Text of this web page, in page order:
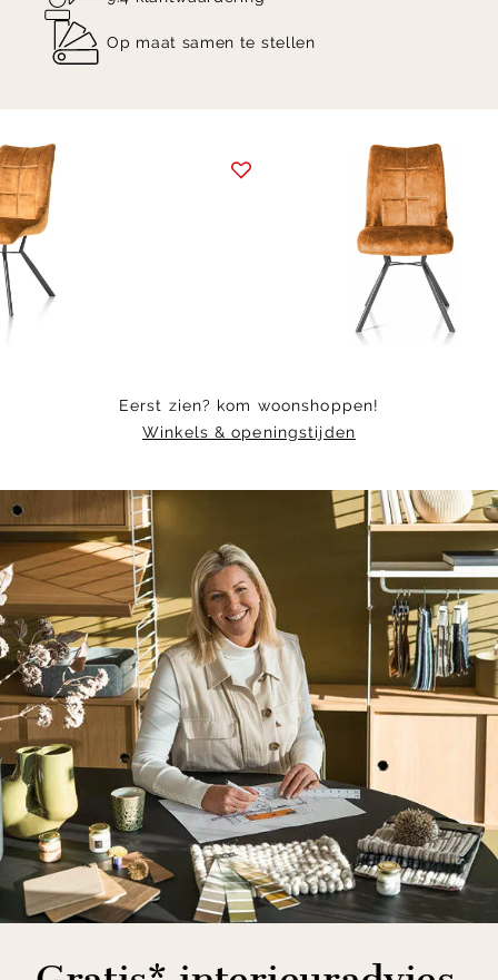
Op maat samen te stellen
Item
1
of
3
Eerst zien? kom woonshoppen!
Winkels & openingstijden